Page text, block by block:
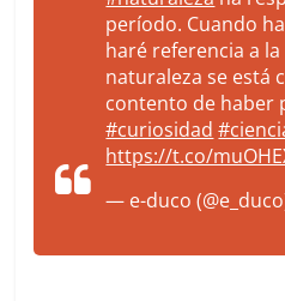
período. Cuando
haré referencia a
naturaleza se está
contento de haber
#curiosidad
https://t.co/
— e-duco